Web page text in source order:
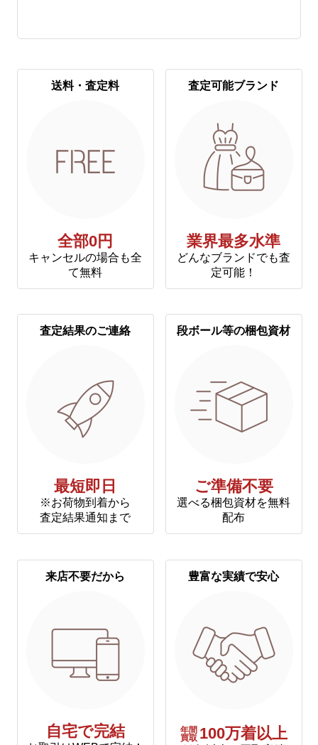
送料・査定料
全部0円
キャンセルの場合も全
て無料
査定可能ブランド
業界最多水準
どんなブランドでも査
定可能！
査定結果のご連絡
最短即日
※お荷物到着から
査定結果通知まで
段ボール等の梱包資材
ご準備不要
選べる梱包資材を無料
配布
来店不要だから
自宅で完結
豊富な実績で安心
年間
買取 100万着以上